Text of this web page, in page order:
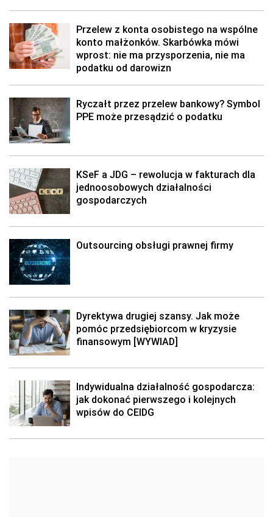
Przelew z konta osobistego na wspólne
konto małżonków. Skarbówka mówi
wprost: nie ma przysporzenia, nie ma
podatku od darowizn
Ryczałt przez przelew bankowy? Symbol
PPE może przesądzić o podatku
KSeF a JDG – rewolucja w fakturach dla
jednoosobowych działalności
gospodarczych
Outsourcing obsługi prawnej firmy
Dyrektywa drugiej szansy. Jak może
pomóc przedsiębiorcom w kryzysie
finansowym [WYWIAD]
Indywidualna działalność gospodarcza:
jak dokonać pierwszego i kolejnych
wpisów do CEIDG